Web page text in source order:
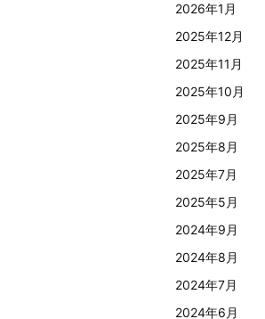
2026年1月
2025年12月
2025年11月
2025年10月
2025年9月
2025年8月
2025年7月
2025年5月
2024年9月
2024年8月
2024年7月
2024年6月